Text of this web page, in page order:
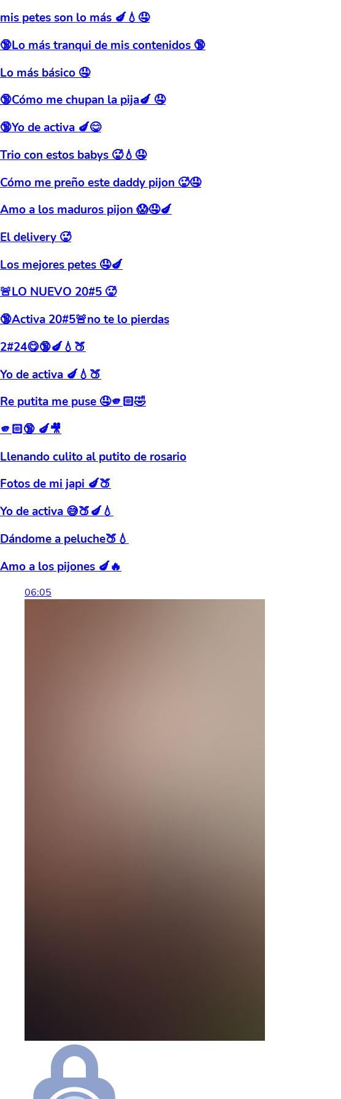
mis petes son lo más 🍆💧🤤
🔞Lo más tranqui de mis contenidos 🔞
Lo más básico 🤤
🔞Cómo me chupan la pija🍆 🤤
🔞Yo de activa 🍆😋
Trio con estos babys 🥵💧🤤
Cómo me preño este daddy pijon 🥵🤤
Amo a los maduros pijon 😱🤤🍆
El delivery 🥵
Los mejores petes 🤤🍆
🚨LO NUEVO 20#5 🥵
🔞Activa 20#5🚨no te lo pierdas
2#24😋🔞🍆💧🍑
Yo de activa 🍆💧🍑
Re putita me puse 🤤🫵🏻🤣
🫵🏻🔞 🍆🎥
Llenando culito al putito de rosario
Fotos de mi japi 🍆🍑
Yo de activa 😅🍑🍆💧
Dándome a peluche🍑💧
Amo a los pijones 🍆🔥
06:05